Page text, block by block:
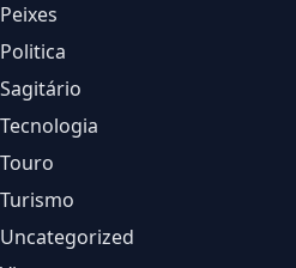
Peixes
Politica
Sagitário
Tecnologia
Touro
Turismo
Uncategorized